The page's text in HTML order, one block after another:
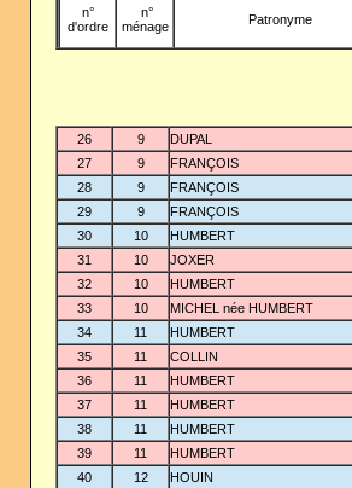
n°
d'ordre
-n°
ménage
Patronyme
26 9 DUPAL
27
9 FRANÇOIS
28
9 FRANÇOIS
29
9 FRANÇOIS
30
10 HUMBERT
31
10 JOXER
32
10 HUMBERT
33
10 MICHEL née HUMBERT
34
11 HUMBERT
35
11 COLLIN
36
11 HUMBERT
37
11 HUMBERT
38
11 HUMBERT
39
11 HUMBERT
40
12 HOUIN